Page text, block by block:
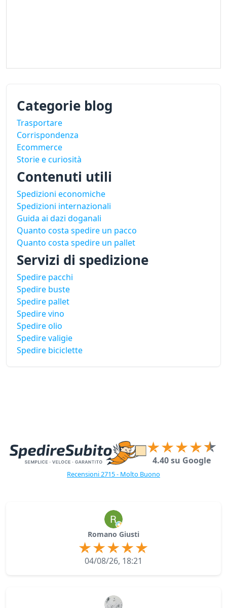
Categorie blog
Trasportare
Corrispondenza
Ecommerce
Storie e curiosità
Contenuti utili
Spedizioni economiche
Spedizioni internazionali
Guida ai dazi doganali
Quanto costa spedire un pacco
Quanto costa spedire un pallet
Servizi di spedizione
Spedire pacchi
Spedire buste
Spedire pallet
Spedire vino
Spedire olio
Spedire valigie
Spedire biciclette
4.40 su Google
Recensioni 2715 - Molto Buono
Romano Giusti
04/08/26, 18:21